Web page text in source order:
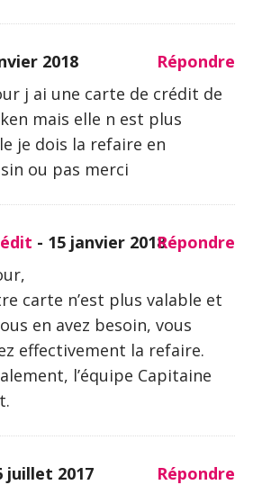
2018
Répondre
j ai une carte de crédit de
mais elle n est plus
je dois la refaire en
ou pas merci
- 15 janvier 2018Répondre
carte n’est plus valable et
en avez besoin, vous
effectivement la refaire.
l’équipe Capitaine
juillet 2017
Répondre